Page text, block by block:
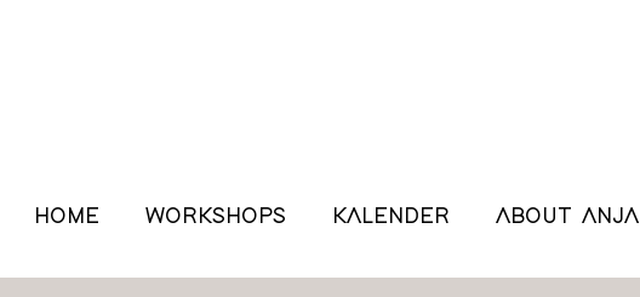
HOME WORKSHOPS KALENDER ABOUT ANJA